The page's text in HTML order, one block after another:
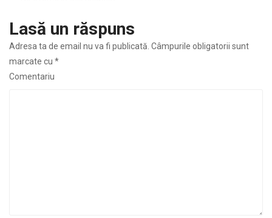
Lasă un răspuns
Adresa ta de email nu va fi publicată. Câmpurile obligatorii sunt
marcate cu *
Comentariu